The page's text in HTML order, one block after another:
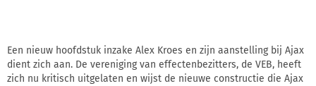
Een nieuw hoofdstuk inzake Alex Kroes en zijn aanstelling bij Ajax
dient zich aan. De vereniging van effectenbezitters, de VEB, heeft
zich nu kritisch uitgelaten en wijst de nieuwe constructie die Ajax